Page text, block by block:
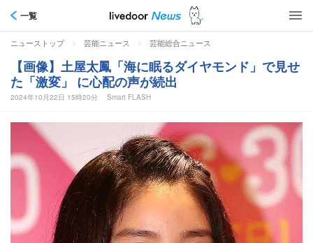
一覧
ニューストップ > 芸能ニュース > 芸能総合ニュース
【画像】土屋太鳳「海に眠るダイヤモンド」で見せ
た「激変」 に心配の声が続出
2024年10月22日 15時20分 Smart FLASH